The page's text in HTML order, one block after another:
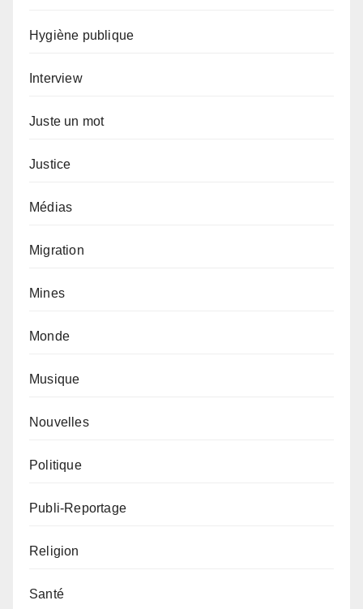
Hygiène publique
Interview
Juste un mot
Justice
Médias
Migration
Mines
Monde
Musique
Nouvelles
Politique
Publi-Reportage
Religion
Santé